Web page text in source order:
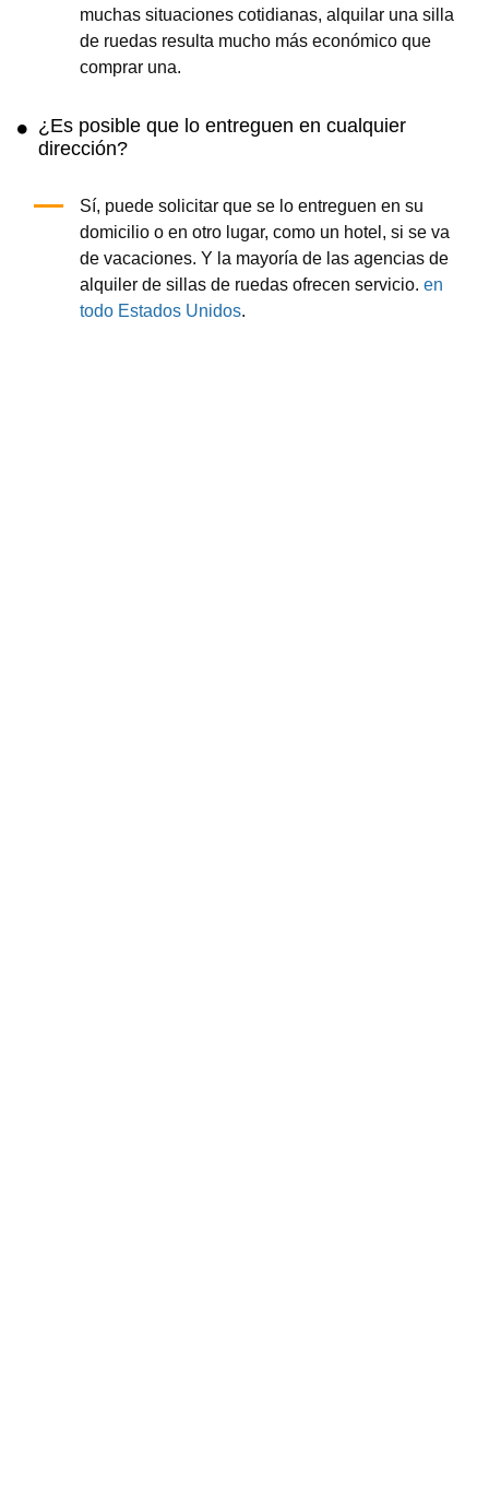
muchas situaciones cotidianas, alquilar una silla
de ruedas resulta mucho más económico que
comprar una.
¿Es posible que lo entreguen en cualquier
dirección?
Sí, puede solicitar que se lo entreguen en su
domicilio o en otro lugar, como un hotel, si se va
de vacaciones. Y la mayoría de las agencias de
alquiler de sillas de ruedas ofrecen servicio. en
todo Estados Unidos.